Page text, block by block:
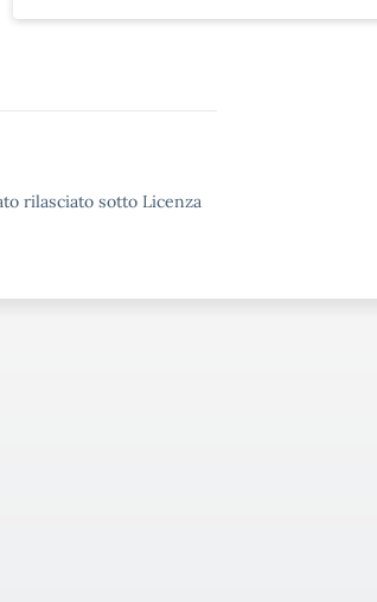
rilasciato sotto Licenza